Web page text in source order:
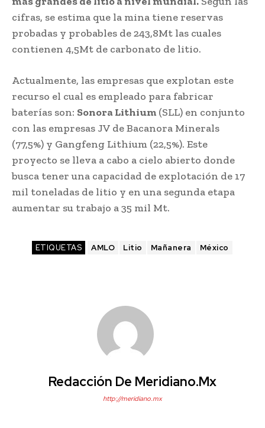
cifras, se estima que la mina tiene reservas
probadas y probables de 243,8Mt las cuales
contienen 4,5Mt de carbonato de litio.
Actualmente, las empresas que explotan este
recurso el cual es empleado para fabricar
baterías son: Sonora Lithium (SLL) en conjunto
con las empresas JV de Bacanora Minerals
(77,5%) y Gangfeng Lithium (22,5%). Este
proyecto se lleva a cabo a cielo abierto donde
busca tener una capacidad de explotación de 17
mil toneladas de litio y en una segunda etapa
aumentar su trabajo a 35 mil Mt.
ETIQUETAS AMLO Litio Mañanera México
Redacción De Meridiano.mx
http://meridiano.mx